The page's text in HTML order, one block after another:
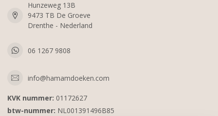
Hunzeweg 13B
9473 TB De Groeve
Drenthe - Nederland
06 1267 9808
info@hamamdoeken.com
KVK nummer: 01172627
btw-nummer: NL001391496B85